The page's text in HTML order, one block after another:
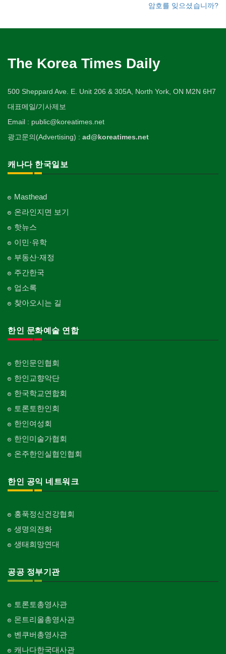
암호를 잊으셨습니까?
The Korea Times Daily
500 Sheppard Ave. E. Unit 206 & 305A, North York, ON M2N 6H7
대표메일/기사제보
Email : public@koreatimes.net
광고문의(Advertising) : ad@koreatimes.net
캐나다 한국일보
Masthead
온라인지면 보기
핫뉴스
이민·유학
부동산·재정
주간한국
업소록
찾아오시는 길
한인 문화예술 연합
한인문인협회
한인교향악단
한국학교연합회
토론토한인회
한인여성회
한인미술가협회
온주한인실협인협회
한인 공익 네트워크
홍푹정신건강협회
생명의전화
생태희망연대
공공 정부기관
토론토총영사관
몬트리올총영사관
벤쿠버총영사관
캐나다한국대사관